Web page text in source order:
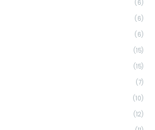
(6)
(6)
(6)
(15)
(15)
(7)
(10)
(12)